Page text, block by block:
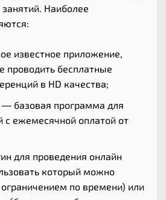
Наиболее
известное приложение,
проводить бесплатные
в HD качества;
— базовая программа для
с ежемесячной оплатой от
для проведения онлайн
который можно
ограничением по времени) или